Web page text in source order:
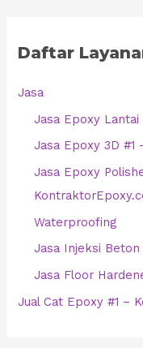
Daftar
Jasa
Jasa Epoxy
Jasa Epoxy 3D #1
Jasa Epoxy
Waterproofing
Jasa Injeksi
Jasa Floor
Jual Cat Epoxy #1 –